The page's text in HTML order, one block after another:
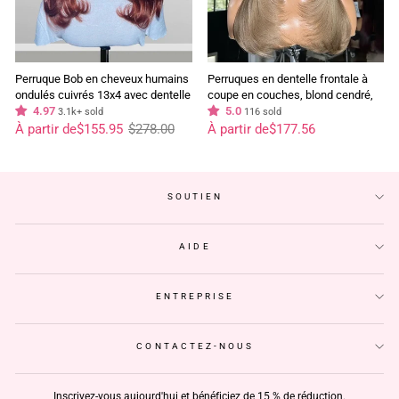
Perruque Bob en cheveux humains
ondulés cuivrés 13x4 avec dentelle
frontale et boucles bombshell -
Geeta Hair
4.97 3.1k+ sold
Prix
régulier
$278.00
Prix
réduit
À partir de$155.95
Perruques en dentelle frontale à
coupe en couches, blond cendré,
13x4, perruque frontale en dentelle,
perruque sans colle, cheveux
5.0 116 sold
À partir de$177.56
SOUTIEN
AIDE
ENTREPRISE
CONTACTEZ-NOUS
Inscrivez-vous aujourd'hui et bénéficiez de 15 % de réduction.